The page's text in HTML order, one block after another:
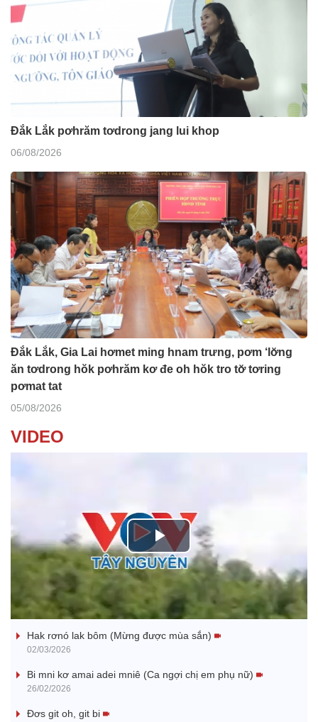
Đắk Lắk pơhrăm tơdrong jang lui khop
06/08/2026
Đắk Lắk, Gia Lai hơmet ming hnam trưng, pơm ‘lơ̆ng
ăn tơdrong hŏk pơhrăm kơ đe oh hŏk tro tơ̆ tơring
pơmat tat
05/08/2026
VIDEO
P
a
V
Nhớ bạn
Hak rơnó lak bôm (Mừng được mùa sắn)
02/03/2026
Bi mni kơ amai adei mniê (Ca ngợi chị em phụ nữ)
26/02/2026
Đơs git oh, git bi